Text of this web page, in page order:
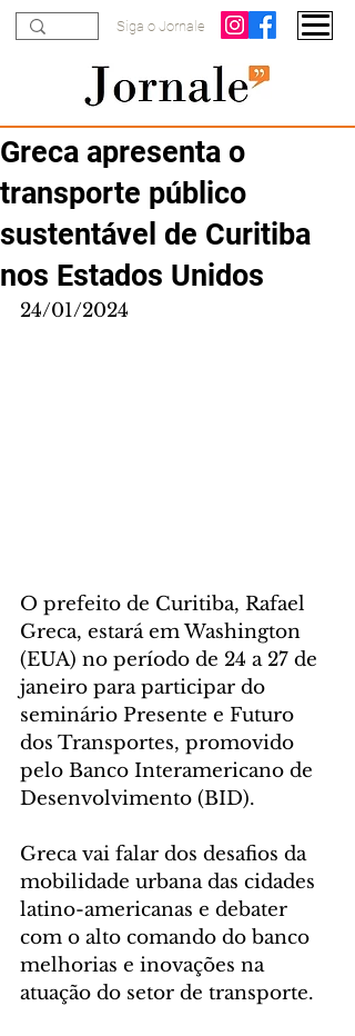
Siga o Jornale
Greca apresenta o
transporte público
sustentável de Curitiba
nos Estados Unidos
24/01/2024
O prefeito de Curitiba, Rafael
Greca, estará em Washington
(EUA) no período de 24 a 27 de
janeiro para participar do
seminário Presente e Futuro
dos Transportes, promovido
pelo Banco Interamericano de
Desenvolvimento (BID).
Greca vai falar dos desafios da
mobilidade urbana das cidades
latino-americanas e debater
com o alto comando do banco
melhorias e inovações na
atuação do setor de transporte.